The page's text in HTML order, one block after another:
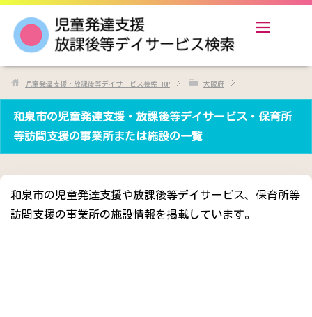
児童発達支援・放課後等デイサービス検索 TOP 大阪府
和泉市の児童発達支援・放課後等デイサービス・保育所
等訪問支援の事業所または施設の一覧
和泉市の児童発達支援や放課後等デイサービス、保育所等
訪問支援の事業所の施設情報を掲載しています。